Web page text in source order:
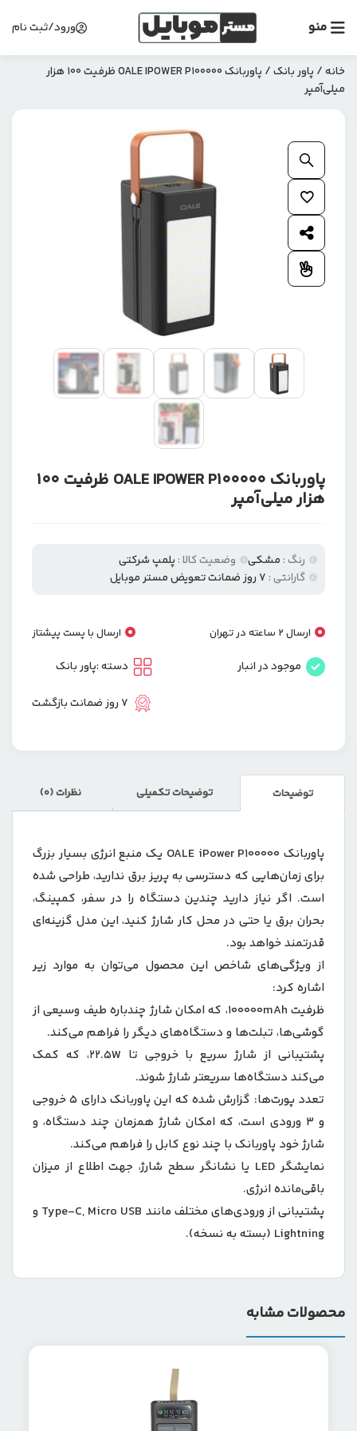
منو ورود/ثبت نام
خانه/ پاور بانک
/ پاوربانک OALE IPOWER P100000 ظرفیت ۱۰۰ هزار
میلی‌آمپر
پاوربانک OALE IPOWER P100000 ظرفیت ۱۰۰
هزار میلی‌آمپر
رنگ : مشکی وضعیت کالا : پلمپ شرکتی
گارانتی : ۷ روز ضمانت تعویض مستر موبایل
ارسال 2 ساعته در تهران ارسال با پست پیشتاز
موجود در انبار دسته :پاور بانک
7 روز ضمانت بازگشت
افزودن به علاقمندی ها
اشتراک گذاری محصول
افزودن به مقایسه
توضیحات توضیحات تکمیلی نظرات (0)
پاوربانک OALE iPower P100000 یک منبع انرژی بسیار بزرگ
برای زمان‌هایی ‌که دسترسی به پریز برق ندارید، طراحی شده
است. اگر نیاز دارید چندین دستگاه را در سفر، کمپینگ،
بحران برق یا حتی در محل کار شارژ کنید، این مدل گزینه‌ای
قدرتمند خواهد بود.
از ویژگی‌های شاخص این محصول می‌توان به موارد زیر
اشاره کرد:
ظرفیت 100000mAh، که امکان شارژ چندباره طیف وسیعی از
گوشی‌ها، تبلت‌ها و دستگاه‌های دیگر را فراهم می‌کند.
پشتیبانی از شارژ سریع با خروجی تا 22.5W، که کمک
می‌کند دستگاه‌ها سریعتر شارژ شوند.
تعدد پورت‌ها: گزارش شده که این پاوربانک دارای 5 خروجی
و 3 ورودی است، که امکان شارژ همزمان چند دستگاه، و
شارژ خود پاوربانک با چند نوع کابل را فراهم می‌کند.
نمایشگر LED یا نشانگر سطح شارژ، جهت اطلاع از میزان
باقی‌مانده انرژی.
پشتیبانی از ورودی‌های مختلف مانند Type-C, Micro USB و
Lightning (بسته به نسخه).
محصولات مشابه